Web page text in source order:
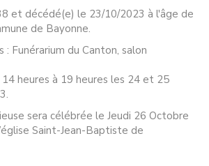
et décédé(e) le 23/10/2023 à l'âge de
de Bayonne.
: Funérarium du Canton, salon
14 heures à 19 heures les 24 et 25
sera célébrée le Jeudi 26 Octobre
Saint-Jean-Baptiste de